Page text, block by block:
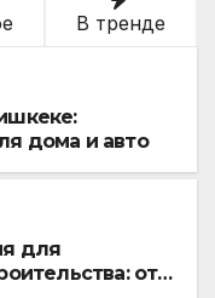
В тренде
дома и авто
для
от